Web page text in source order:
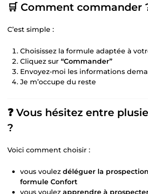
🛒 Comment commander
C’est simple :
Choisissez la formule adaptée à
Cliquez sur “Commander”
Envoyez-moi les informations
Je m’occupe du reste
❓ Vous hésitez entre
?
Voici comment choisir :
vous voulez déléguer la prospection
formule Confort
vous voulez apprendre à